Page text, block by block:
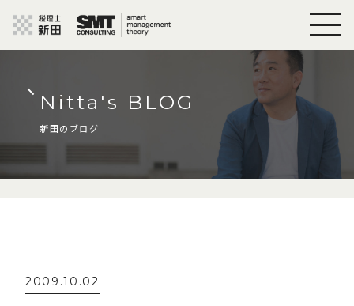
Nitta's BLOG
新田のブログ
2009.10.02